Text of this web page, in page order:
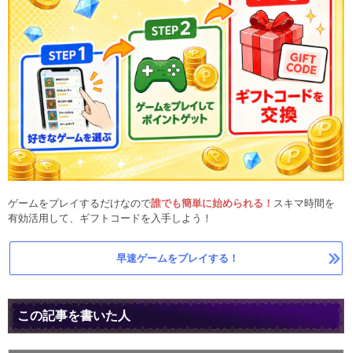
ゲームをプレイするだけなので誰でも簡単に始められる！ スキマ時間を
有効活用して、ギフトコードを入手しよう！
早速ゲームをプレイする！
この記事を書いた人